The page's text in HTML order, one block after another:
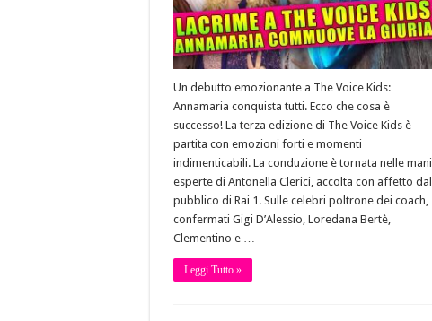
Un debutto emozionante a The Voice Kids:
Annamaria conquista tutti. Ecco che cosa è
successo! La terza edizione di The Voice Kids è
partita con emozioni forti e momenti
indimenticabili. La conduzione è tornata nelle mani
esperte di Antonella Clerici, accolta con affetto dal
pubblico di Rai 1. Sulle celebri poltrone dei coach,
confermati Gigi D’Alessio, Loredana Bertè,
Clementino e …
Leggi Tutto »